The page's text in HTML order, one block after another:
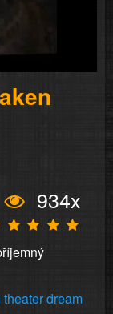
934x
theaterdream